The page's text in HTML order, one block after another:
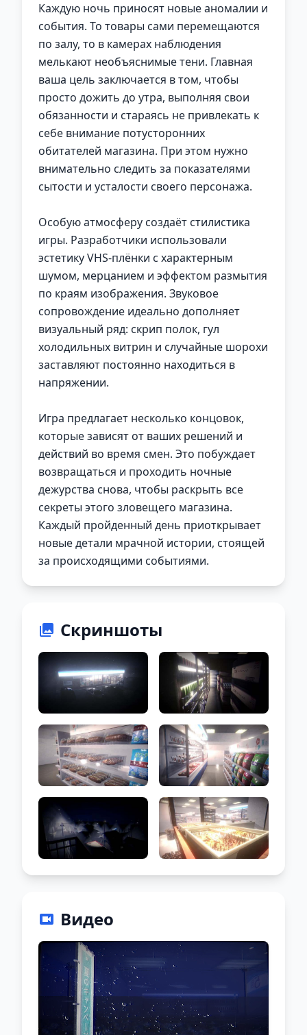
Каждую ночь приносят новые аномалии и
события. То товары сами перемещаются
по залу, то в камерах наблюдения
мелькают необъяснимые тени. Главная
ваша цель заключается в том, чтобы
просто дожить до утра, выполняя свои
обязанности и стараясь не привлекать к
себе внимание потусторонних
обитателей магазина. При этом нужно
внимательно следить за показателями
сытости и усталости своего персонажа.
Особую атмосферу создаёт стилистика
игры. Разработчики использовали
эстетику VHS-плёнки с характерным
шумом, мерцанием и эффектом размытия
по краям изображения. Звуковое
сопровождение идеально дополняет
визуальный ряд: скрип полок, гул
холодильных витрин и случайные шорохи
заставляют постоянно находиться в
напряжении.
Игра предлагает несколько концовок,
которые зависят от ваших решений и
действий во время смен. Это побуждает
возвращаться и проходить ночные
дежурства снова, чтобы раскрыть все
секреты этого зловещего магазина.
Каждый пройденный день приоткрывает
новые детали мрачной истории, стоящей
за происходящими событиями.
Скриншоты
Видео